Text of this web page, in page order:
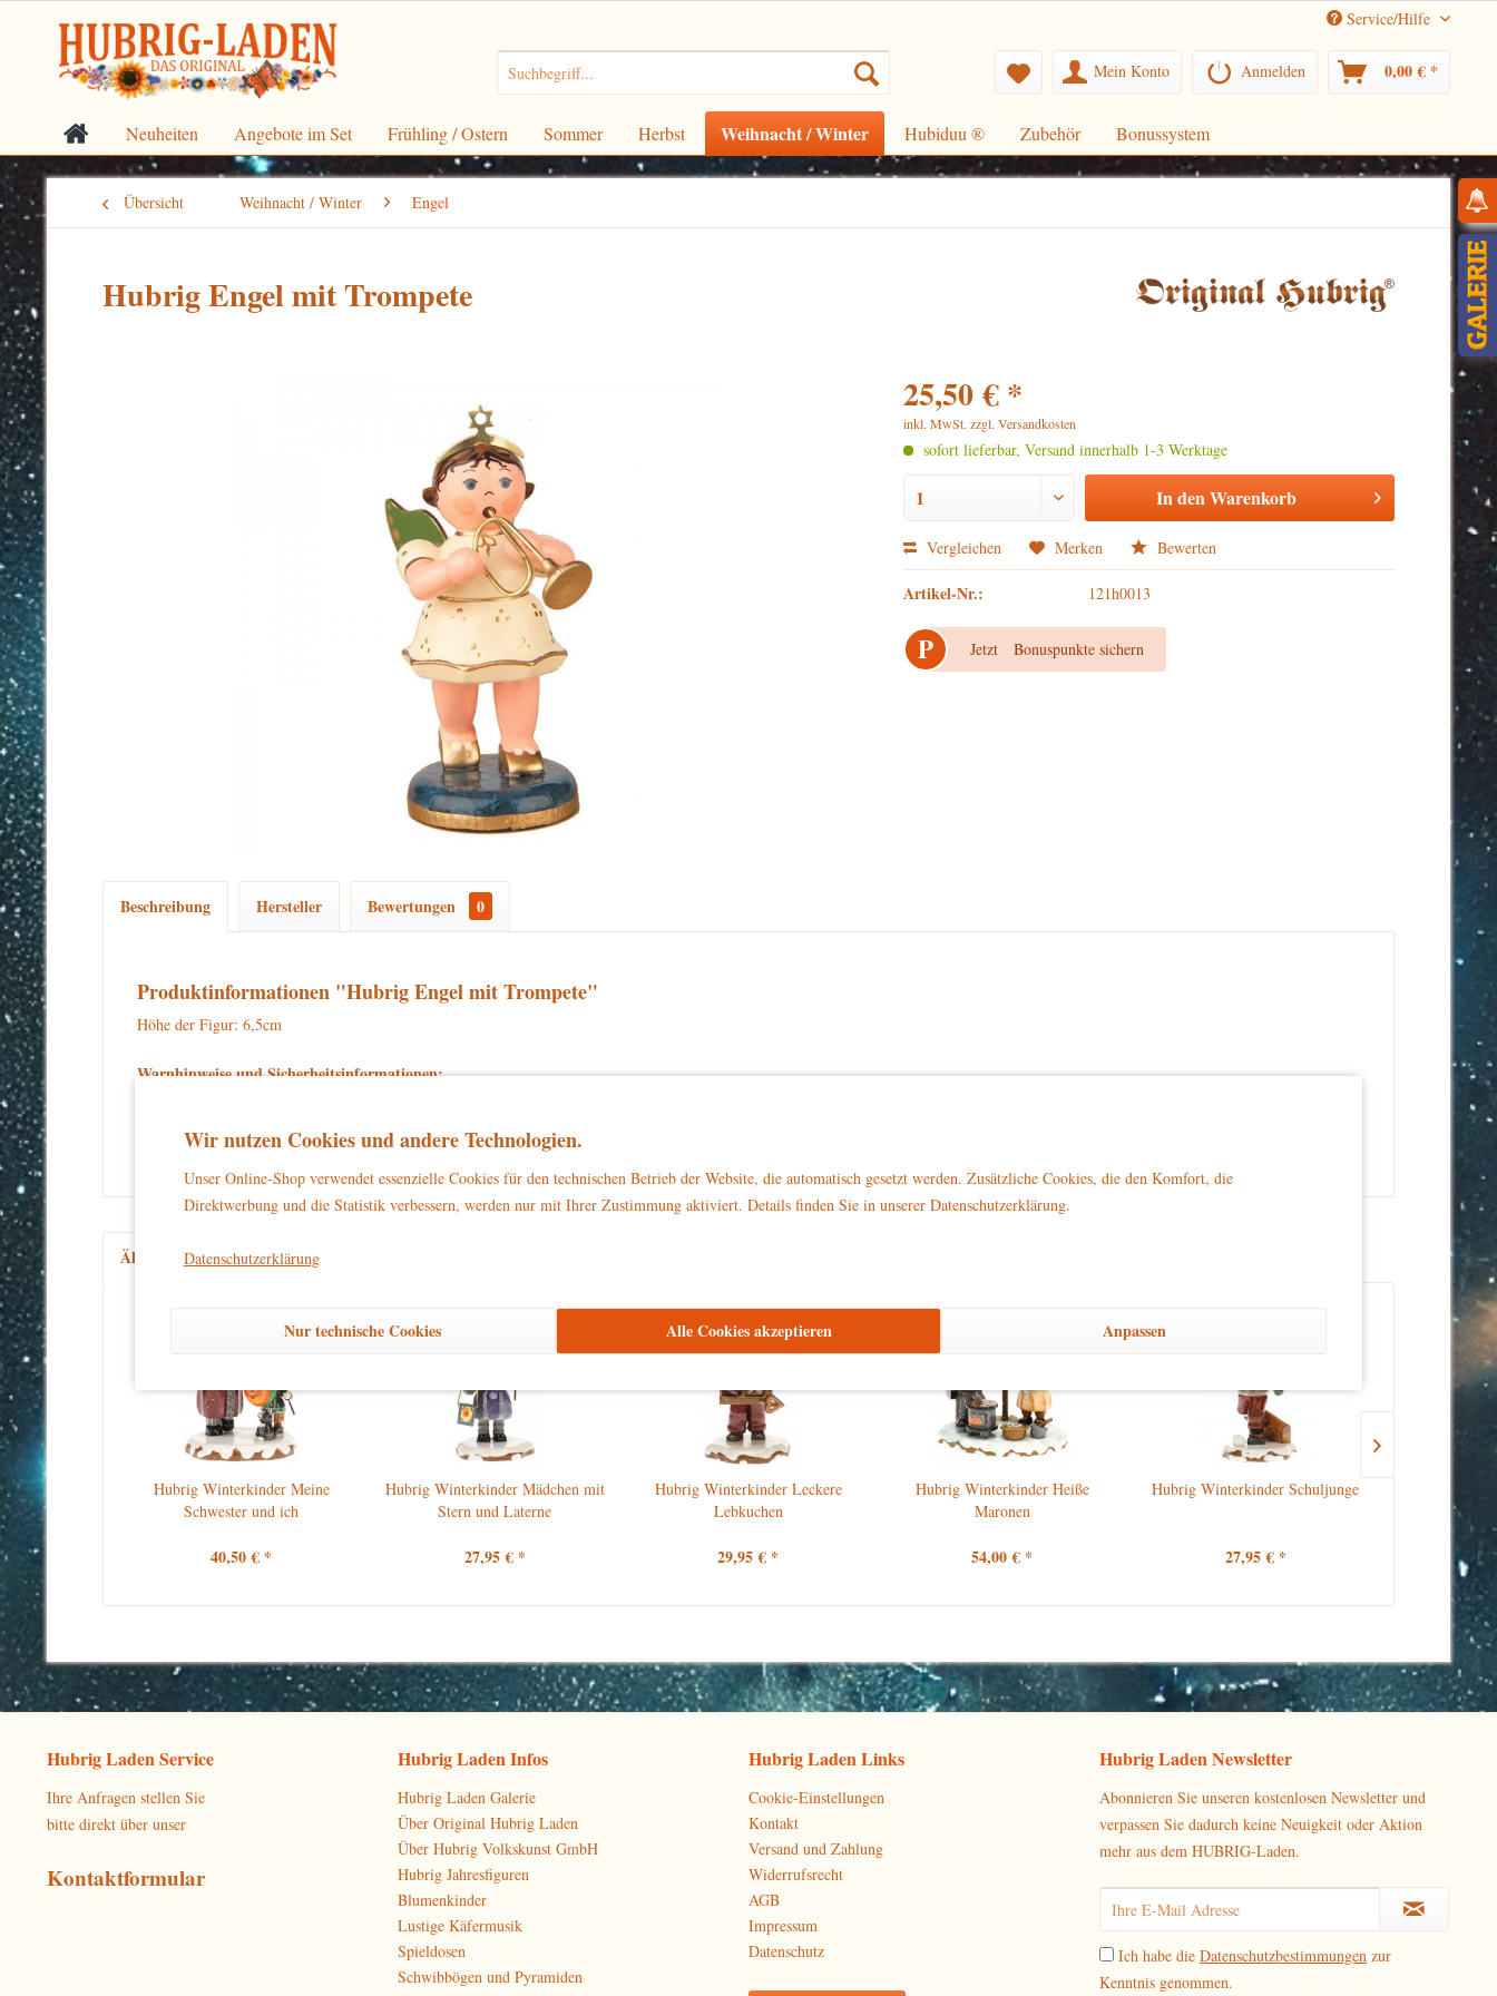
Service/Hilfe
Mein Konto Anmelden 0,00 € *
Neuheiten Angebote im Set Frühling / Ostern Sommer Herbst Weihnacht / Winter Hubiduu ® Zubehör Bonussystem
Übersicht Weihnacht / Winter Engel
Hubrig Engel mit Trompete
25,50 € *
inkl. MwSt.zzgl. Versandkosten
sofort lieferbar, Versand innerhalb 1-3 Werktage
In denWarenkorb
Vergleichen Merken Bewerten
Artikel-Nr.: 121h0013
P Jetzt Bonuspunkte sichern
Beschreibung Hersteller Bewertungen 0
Produktinformationen "Hubrig Engel mit Trompete"
Höhe der Figur: 6,5cm
Warnhinweise und Sicherheitsinformationen:
Ähnliche Artikel Kunden haben sich ebenfalls angesehen
Hubrig Winterkinder Meine
Schwester und ich
40,50 € *
Hubrig Winterkinder Mädchen mit
Stern und Laterne
27,95 € *
Hubrig Winterkinder Leckere
Lebkuchen
29,95 € *
Hubrig Winterkinder Heiße
Maronen
54,00 € *
Hubrig Winterkinder Schuljunge
27,95 € *
Hubrig Laden Service
Ihre Anfragen stellen Sie
bitte direkt über unser
Kontaktformular
Hubrig Laden Infos
Hubrig Laden Galerie
Über Original Hubrig Laden
Über Hubrig Volkskunst GmbH
Hubrig Jahresfiguren
Blumenkinder
Lustige Käfermusik
Spieldosen
Schwibbögen und Pyramiden
Hubrig Laden Links
Cookie-Einstellungen
Kontakt
Versand und Zahlung
Widerrufsrecht
AGB
Impressum
Datenschutz
Hubrig Laden Newsletter
Abonnieren Sie unseren kostenlosen Newsletter und
verpassen Sie dadurch keine Neuigkeit oder Aktion
mehr aus dem HUBRIG-Laden.
Ich habe die Datenschutzbestimmungen zur
Kenntnis genommen.
Wir nutzen Cookies und andere Technologien.
Unser Online-Shop verwendet essenzielle Cookies für den technischen Betrieb der Website, die automatisch gesetzt werden. Zusätzliche Cookies, die den Komfort, die
Direktwerbung und die Statistik verbessern, werden nur mit Ihrer Zustimmung aktiviert. Details finden Sie in unserer Datenschutzerklärung.
Datenschutzerklärung
Nur technische Cookies Alle Cookies akzeptieren Anpassen